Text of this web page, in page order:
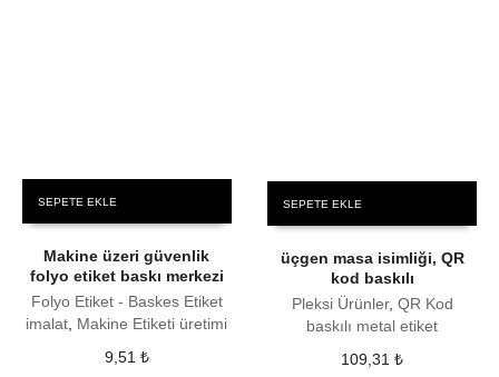
SEPETE EKLE
Makine üzeri güvenlik
folyo etiket baskı merkezi
Folyo Etiket - Baskes Etiket
imalat Makine Etiketi üretimi
9,51 ₺
SEPETE EKLE
üçgen masa isimliği, QR
kod baskılı
Pleksi Ürünler, QR Kod
baskılı metal etiket
109,31₺